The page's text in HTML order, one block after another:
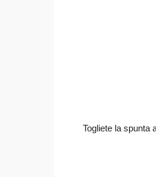
Togliete la spunta